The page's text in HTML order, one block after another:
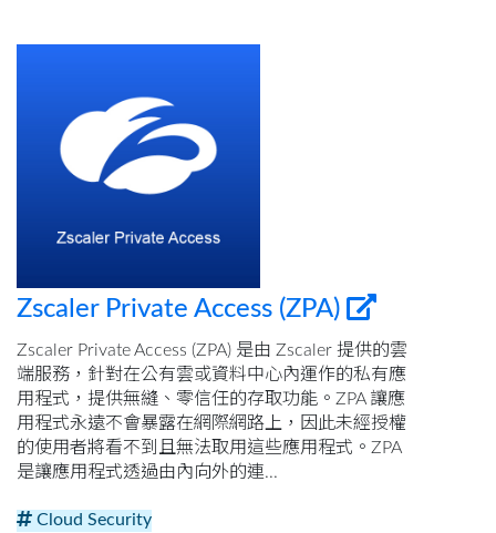
Zscaler Private Access (ZPA)
Zscaler Private Access (ZPA) 是由 Zscaler 提供的雲
端服務，針對在公有雲或資料中心內運作的私有應
用程式，提供無縫、零信任的存取功能。ZPA 讓應
用程式永遠不會暴露在網際網路上，因此未經授權
的使用者將看不到且無法取用這些應用程式。ZPA
是讓應用程式透過由內向外的連...
Cloud Security